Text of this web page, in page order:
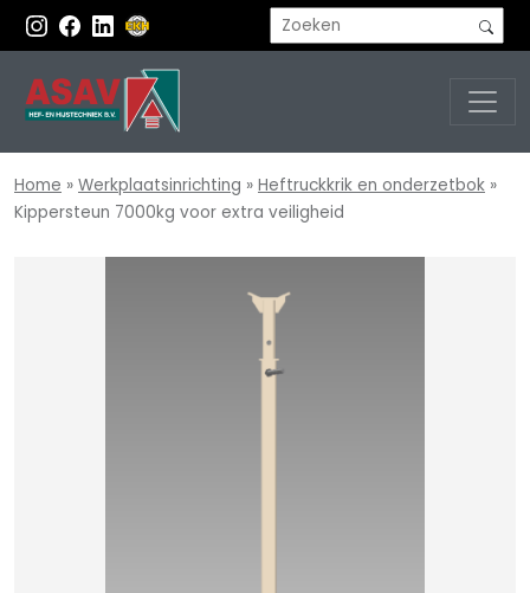
Home » Werkplaatsinrichting » Heftruckkrik en onderzetbok »
Kippersteun 7000kg voor extra veiligheid